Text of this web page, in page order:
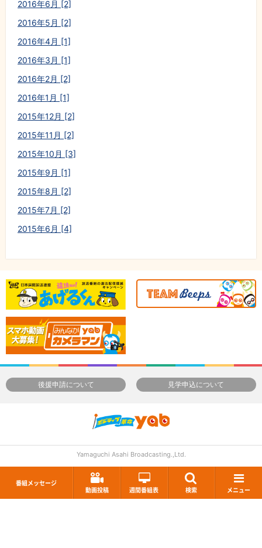
番組メッセージ
動画投稿
週間番組表 検索 メニュー
2016年6月 [2]
2016年5月 [2]
2016年4月 [1]
2016年3月 [1]
2016年2月 [2]
2016年1月 [1]
2015年12月 [2]
2015年11月 [2]
2015年10月 [3]
2015年9月 [1]
2015年8月 [2]
2015年7月 [2]
2015年6月 [4]
後援申請について 見学申込について
Yamaguchi Asahi Broadcasting.,Ltd.